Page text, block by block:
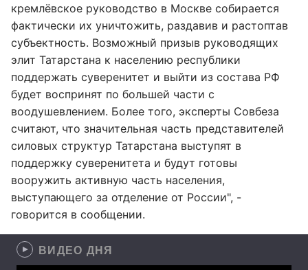
кремлёвское руководство в Москве собирается
фактически их уничтожить, раздавив и растоптав
субъектность. Возможный призыв руководящих
элит Татарстана к населению республики
поддержать суверенитет и выйти из состава РФ
будет воспринят по большей части с
воодушевлением. Более того, эксперты Совбеза
считают, что значительная часть представителей
силовых структур Татарстана выступят в
поддержку суверенитета и будут готовы
вооружить активную часть населения,
выступающего за отделение от России", -
говорится в сообщении.
ВИДЕО ДНЯ